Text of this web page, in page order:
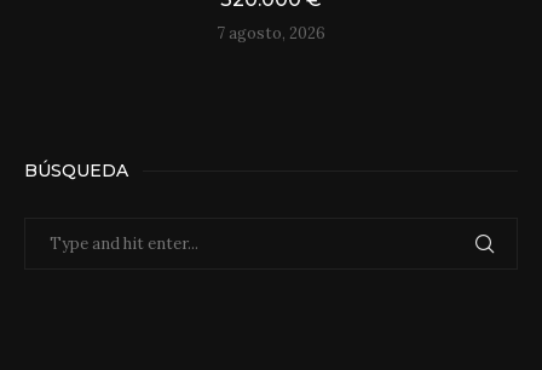
7 agosto, 2026
BÚSQUEDA